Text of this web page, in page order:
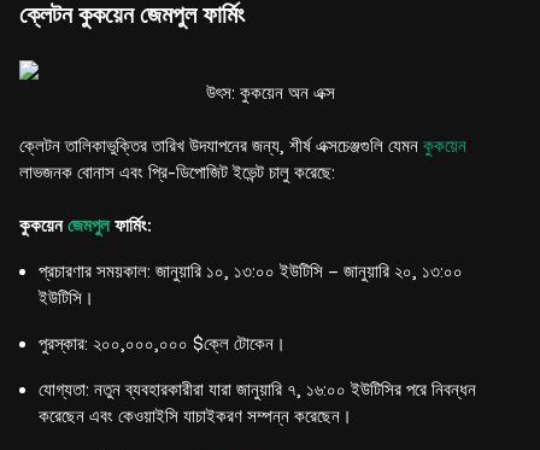
ক্লেটন কুকয়েন জেমপুল ফার্মিং
উৎস: কুকয়েন অন এক্স
ক্লেটন তালিকাভুক্তির তারিখ উদযাপনের জন্য, শীর্ষ এক্সচেঞ্জগুলি যেমন কুকয়েন
লাভজনক বোনাস এবং প্রি-ডিপোজিট ইভেন্ট চালু করেছে:
কুকয়েনজেমপুলফার্মিং:
প্রচারণার সময়কাল: জানুয়ারি ১০, ১৩:০০ ইউটিসি – জানুয়ারি ২০, ১৩:০০
ইউটিসি।
পুরস্কার: ২০০,০০০,০০০ $ক্লে টোকেন।
যোগ্যতা: নতুন ব্যবহারকারীরা যারা জানুয়ারি ৭, ১৬:০০ ইউটিসির পরে নিবন্ধন
করেছেন এবং কেওয়াইসি যাচাইকরণ সম্পন্ন করেছেন।